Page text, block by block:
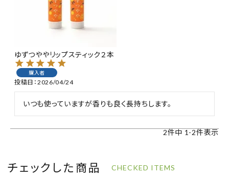
ゆずつややリップスティック２本
購入者
投稿日 2026/04/24
いつも使っていますが香りも良く長持ちします。
2件中 1 -2件表示
チェックした商品 CHECKED ITEMS